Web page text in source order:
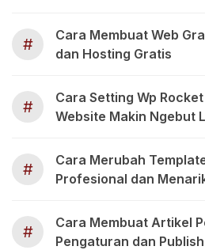
#
Cara Membuat Web
dan Hosting Gratis
#
Cara Setting Wp
Website Makin Ngebut
#
Cara Merubah
Profesional dan
#
Cara Membuat Artikel
Pengaturan dan Publish